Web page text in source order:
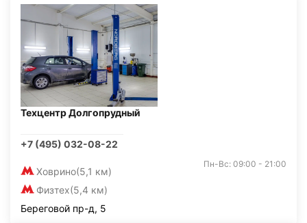
Техцентр Долгопрудный
+7 (495) 032-08-22
Ховрино(5,1 км)
Физтех(5,4 км)
Пн-Вс: 09:00 - 21:00
Береговой пр-д, 5